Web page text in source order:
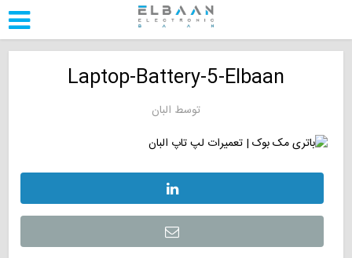
Laptop-Battery-5-Elbaan
توسط البان